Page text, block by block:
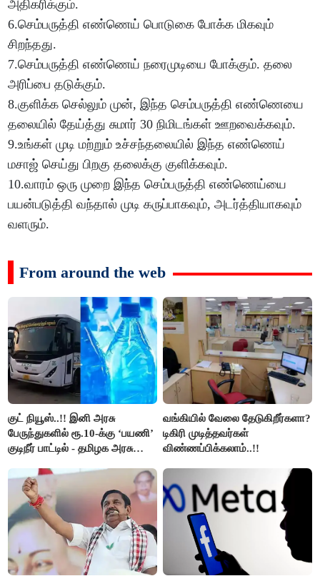
அதிகரிக்கும்.
6.செம்பருத்தி எண்ணெய் பொடுகை போக்க மிகவும்
சிறந்தது.
7.செம்பருத்தி எண்ணெய் நரைமுடியை போக்கும். தலை
அரிப்பை தடுக்கும்.
8.குளிக்க செல்லும் முன், இந்த செம்பருத்தி எண்ணெயை
தலையில் தேய்த்து சுமார் 30 நிமிடங்கள் ஊறவைக்கவும்.
9.உங்கள் முடி மற்றும் உச்சந்தலையில் இந்த எண்ணெய்
மசாஜ் செய்து பிறகு தலைக்கு குளிக்கவும்.
10.வாரம் ஒரு முறை இந்த செம்பருத்தி எண்ணெய்யை
பயன்படுத்தி வந்தால் முடி கருப்பாகவும், அடர்த்தியாகவும்
வளரும்.
From around the web
குட் நியூஸ்..!! இனி அரசு
பேருந்துகளில் ரூ.10-க்கு ‘பயணி’
குடிநீர் பாட்டில் - தமிழக அரசு
வங்கியில் வேலை தேடுகிறீர்களா?
டிகிரி முடித்தவர்கள்
விண்ணப்பிக்கலாம்..!!